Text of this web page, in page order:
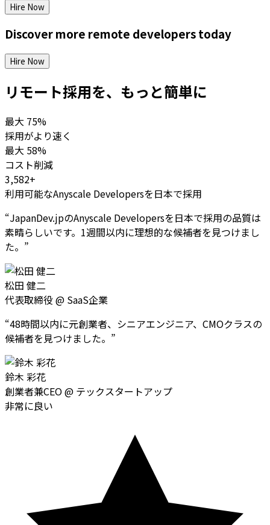
Hire Now
Discover more remote developerstoday
Hire Now
リモート採用を、もっと簡単に
最大 75%
採用がより速く
最大 58%
コスト削減
3,582+
利用可能なAnyscale Developersを日本で採用
“JapanDev.jpのAnyscale Developersを日本で採用の品質は
素晴らしいです。1週間以内に理想的な候補者を見つけまし
た。 ”
松田 健二
代表取締役 @ SaaS企業
“48時間以内に元創業者、シニアエンジニア、CMOクラスの
候補者を見つけました。 ”
鈴木 彩花
創業者兼CEO@ テックスタートアップ
非常に良い